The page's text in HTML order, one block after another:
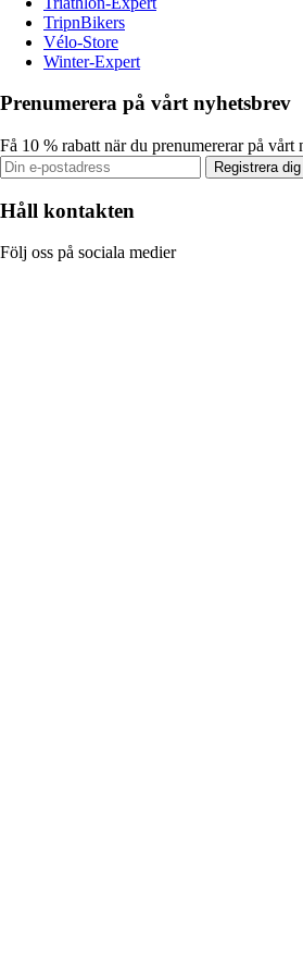
TripnBikers
Vélo-Store
Winter-Expert
Prenumerera på vårt nyhetsbrev
Få 10 % rabatt när du prenumererar på vårt
Registrera dig
Håll kontakten
Följ oss på sociala medier